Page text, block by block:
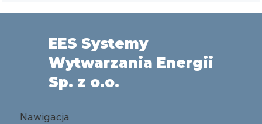
EES Systemy
Wytwarzania Energii
Sp. z o.o.
Nawigacja